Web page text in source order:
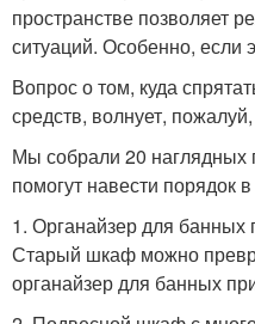
пространстве позволяет
ситуаций. Особенно, если
Вопрос о том, куда
средств, волнует,
Мы собрали 20 наглядных
помогут навести порядок
1. Органайзер для банных
Старый шкаф можно
органайзер для банных